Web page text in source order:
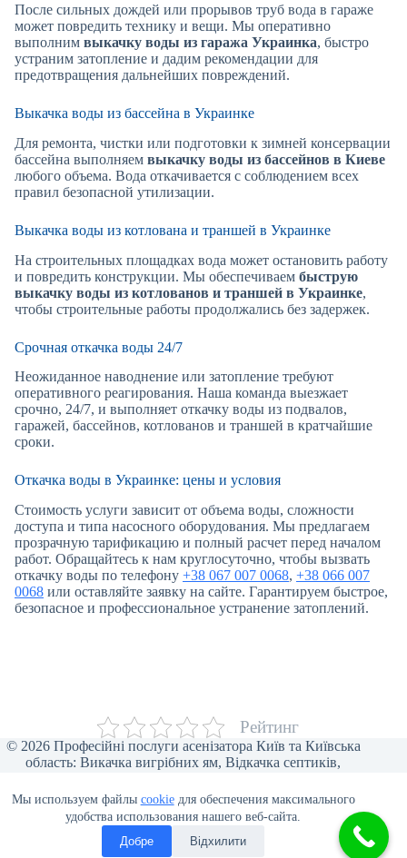
Мы используем файлы cookieдля обеспечения максимального
удобства использования нашего веб-сайта.
Добре
Відхилити
После сильных дождей или прорывов труб вода в гараже
может повредить технику и вещи. Мы оперативно
выполним выкачку воды из гаража Украинка, быстро
устраним затопление и дадим рекомендации для
предотвращения дальнейших повреждений.
Выкачка воды из бассейна в Украинке
Для ремонта, чистки или подготовки к зимней консервации
бассейна выполняем выкачку воды из бассейнов в Киеве
любого объема. Вода откачивается с соблюдением всех
правил безопасной утилизации.
Выкачка воды из котлована и траншей в Украинке
На строительных площадках вода может остановить работу
и повредить конструкции. Мы обеспечиваем быструю
выкачку воды из котлованов и траншей в Украинке,
чтобы строительные работы продолжались без задержек.
Срочная откачка воды 24/7
Неожиданное наводнение или затопление требуют
оперативного реагирования. Наша команда выезжает
срочно, 24/7, и выполняет откачку воды из подвалов,
гаражей, бассейнов, котлованов и траншей в кратчайшие
сроки.
Откачка воды в Украинке: цены и условия
Стоимость услуги зависит от объема воды, сложности
доступа и типа насосного оборудования. Мы предлагаем
прозрачную тарификацию и полный расчет перед началом
работ. Обращайтесь к нам круглосуточно, чтобы вызвать
откачку воды по телефону +38 067 007 0068, +38 066 007
0068 или оставляйте заявку на сайте. Гарантируем быстрое,
безопасное и профессиональное устранение затоплений.
Рейтинг
© 2026 Професійні послуги асенізатора Київ та Київська
область: Викачка вигрібних ям, Відкачка септиків,
Асенізаторські послуги для бізнесу, Викачка ілу та піску,
Відеоінспекція труб, Мулосос, Чистка ям від мулу.